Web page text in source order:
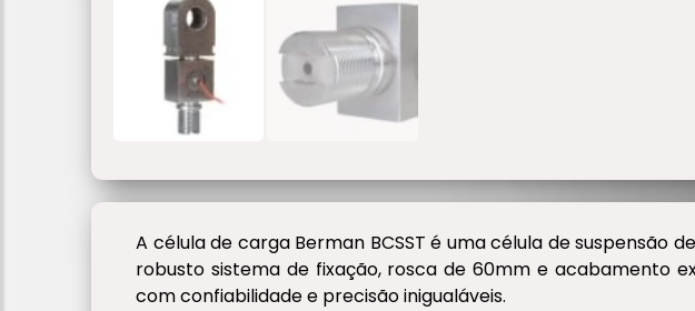
A célula de carga Berman BCSST é uma célula de
robusto sistema de fixação, rosca de 60mm e acabamento
com confiabilidade e precisão inigualáveis.